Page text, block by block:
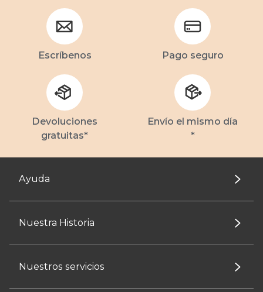
Escríbenos Pago seguro
Devoluciones
gratuitas*
Envío el mismo día
*
Ayuda
Nuestra Historia
Nuestros servicios